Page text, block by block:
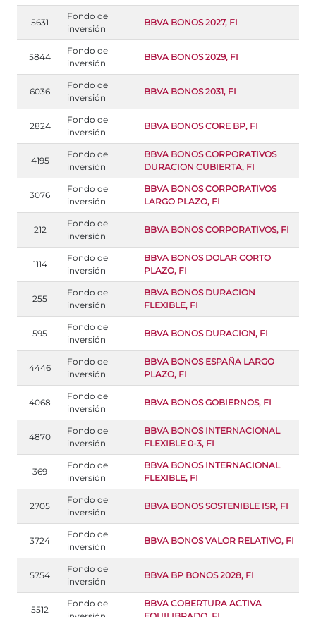
5631
Fondo de
inversión
BBVA BONOS 2027, FI
5844
Fondo de
inversión
BBVA BONOS 2029, FI
6036
Fondo de
inversión
BBVA BONOS 2031, FI
2824
Fondo de
inversión
BBVA BONOS CORE BP, FI
4195
Fondo de
inversión
BBVA BONOS CORPORATIVOS
DURACION CUBIERTA, FI
3076
Fondo de
inversión
BBVA BONOS CORPORATIVOS
LARGO PLAZO, FI
212
Fondo de
inversión
BBVA BONOS CORPORATIVOS, FI
1114
Fondo de
inversión
BBVA BONOS DOLAR CORTO
PLAZO, FI
255
Fondo de
inversión
BBVA BONOS DURACION
FLEXIBLE, FI
595
Fondo de
inversión
BBVA BONOS DURACION, FI
4446
Fondo de
inversión
BBVA BONOS ESPAÑA LARGO
PLAZO, FI
4068
Fondo de
inversión
BBVA BONOS GOBIERNOS, FI
4870
Fondo de
inversión
BBVA BONOS INTERNACIONAL
FLEXIBLE 0-3, FI
369
Fondo de
inversión
BBVA BONOS INTERNACIONAL
FLEXIBLE, FI
2705
Fondo de
inversión
BBVA BONOS SOSTENIBLE ISR, FI
3724
Fondo de
inversión
BBVA BONOS VALOR RELATIVO, FI
5754
Fondo de
inversión
BBVA BP BONOS 2028, FI
5512
Fondo de
BBVA COBERTURA ACTIVA